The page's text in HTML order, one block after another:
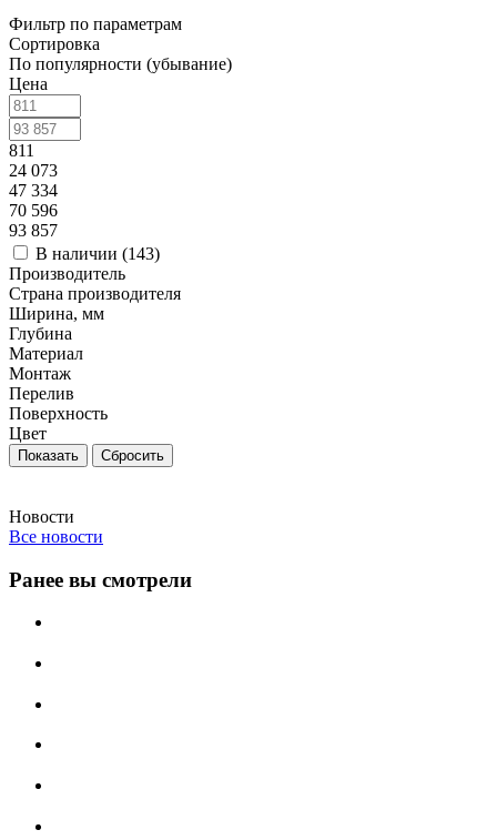
Фильтр по параметрам
Сортировка
По популярности (убывание)
Цена
811
24 073
47 334
70 596
93 857
В наличии (143)
Производитель
Страна производителя
Ширина, мм
Глубина
Материал
Монтаж
Перелив
Поверхность
Цвет
Сбросить
Новости
Все новости
Ранее вы смотрели